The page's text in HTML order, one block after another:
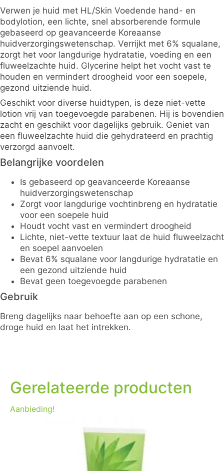
Verwen je huid met HL/Skin Voedende hand- en
bodylotion, een lichte, snel absorberende formule
gebaseerd op geavanceerde Koreaanse
huidverzorgingswetenschap. Verrijkt met 6% squalane,
zorgt het voor langdurige hydratatie, voeding en een
fluweelzachte huid. Glycerine helpt het vocht vast te
houden en vermindert droogheid voor een soepele,
gezond uitziende huid.
Geschikt voor diverse huidtypen, is deze niet-vette
lotion vrij van toegevoegde parabenen. Hij is bovendien
zacht en geschikt voor dagelijks gebruik. Geniet van
een fluweelzachte huid die gehydrateerd en prachtig
verzorgd aanvoelt.
Belangrijke voordelen
Is gebaseerd op geavanceerde Koreaanse
huidverzorgingswetenschap
Zorgt voor langdurige vochtinbreng en hydratatie
voor een soepele huid
Houdt vocht vast en vermindert droogheid
Lichte, niet-vette textuur laat de huid fluweelzacht
en soepel aanvoelen
Bevat 6% squalane voor langdurige hydratatie en
een gezond uitziende huid
Bevat geen toegevoegde parabenen
Gebruik
Breng dagelijks naar behoefte aan op een schone,
droge huid en laat het intrekken.
Gerelateerde producten
Aanbieding!